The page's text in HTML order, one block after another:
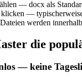
— docx als
—
werden
die
— keine